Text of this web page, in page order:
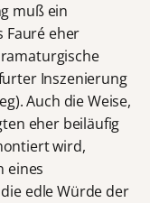
muß ein
Fauré eher
Inszenierung
Auch die Weise,
eher beiläufig
wird,
eines
edle Würde der